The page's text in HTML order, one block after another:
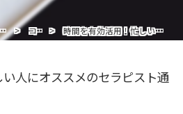
ローバルボディケア総合学院 コラム 時間を有効活用！忙しい人にオススメのセラピスト通信講座
人にオススメのセラピスト通